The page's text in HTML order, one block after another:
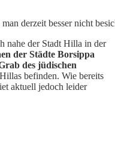
derzeit besser nicht
nahe der Stadt Hilla in der
der Städte Borsippa
des jüdischen
befinden. Wie bereits
aktuell jedoch leider